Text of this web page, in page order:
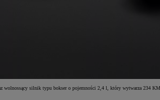
wolnossący silnik typu bokser o pojemności 2,4 l, który wytwarza 234